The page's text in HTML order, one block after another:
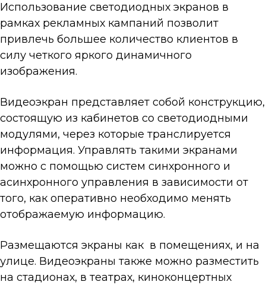
Использование светодиодных экранов в
рамках рекламных кампаний позволит
привлечь большее количество клиентов в
силу четкого яркого динамичного
изображения.
Видеоэкран представляет собой конструкцию,
состоящую из кабинетов со светодиодными
модулями, через которые транслируется
информация. Управлять такими экранами
можно с помощью систем синхронного и
асинхронного управления в зависимости от
того, как оперативно необходимо менять
отображаемую информацию.
Размещаются экраны как в помещениях, и на
улице. Видеоэкраны также можно разместить
на стадионах, в театрах, киноконцертных